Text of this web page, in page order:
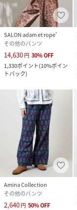
SALON adam et rope'
その他のパンツ
14,630円 30%OFF
1,330ポイント(10%ポイン
トバック)
Amina Collection
その他のパンツ
2,640円 50%OFF